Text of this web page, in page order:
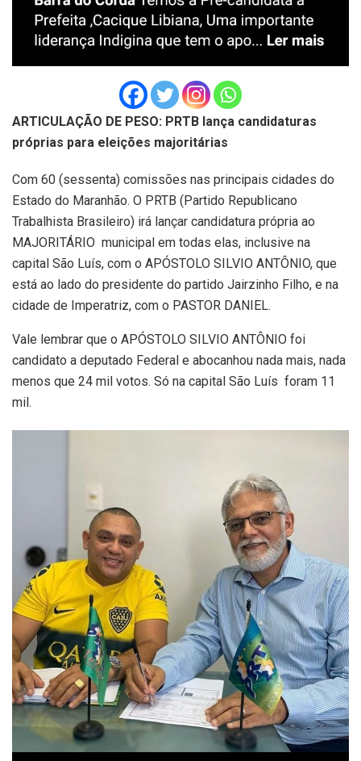
ARTICULAÇÃO DE PESO: PRTB lança candidaturas
próprias para eleições majoritárias
Com 60 (sessenta) comissões nas principais cidades do
Estado do Maranhão. O PRTB (Partido Republicano
Trabalhista Brasileiro) irá lançar candidatura própria ao
MAJORITÁRIO municipal em todas elas, inclusive na
capital São Luís, com o APÓSTOLO SILVIO ANTÔNIO, que
está ao lado do presidente do partido Jairzinho Filho, e na
cidade de Imperatriz, com o PASTOR DANIEL.
Vale lembrar que o APÓSTOLO SILVIO ANTÔNIO foi
candidato a deputado Federal e abocanhou nada mais, nada
menos que 24 mil votos. Só na capital São Luís foram 11
mil.